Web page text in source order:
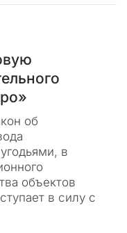
об
в
объектов
в силу с